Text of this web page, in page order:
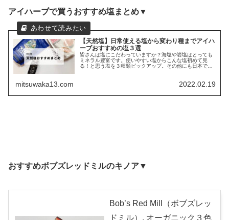
アイハーブで買うおすすめ塩まとめ▼
【天然塩】日常使える塩から変わり種までアイハ
ーブおすすめの塩３選
皆さんは塩にこだわっていますか？海塩や岩塩はとっても
ミネラル豊富です。使いやすい塩からこんな塩初めて見
る！と思う塩を３種類ピックアップ。その他にも日本では
mitsuwaka13.com 2022.02.19
おすすめボブズレッドミルのキノア▼
Bob’s Red Mill（ボブズレッ
ドミル）, オーガニック３色